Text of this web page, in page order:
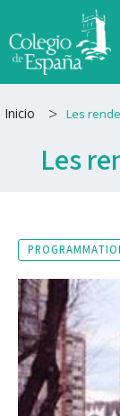
au
contenu
Inicio > Les
Les